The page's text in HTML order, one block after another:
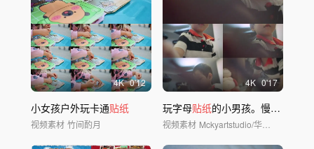
4K 0'12
小女孩户外玩卡通贴纸
视频素材 竹间酌月
4K 0'17
玩字母贴纸的小男孩。慢动作。
视频素材